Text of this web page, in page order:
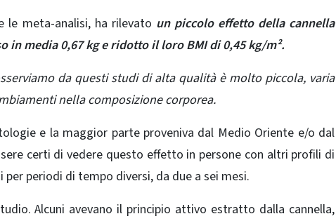
le meta-analisi, ha rilevato un piccolo effetto della cannella
in media 0,67 kg e ridotto il loro BMI di 0,45 kg/m².
da questi studi di alta qualità è molto piccola, varia
nella composizione corporea.
e la maggior parte proveniva dal Medio Oriente e/o dal
certi di vedere questo effetto in persone con altri profili di
periodi di tempo diversi, da due a sei mesi.
Alcuni avevano il principio attivo estratto dalla cannella,